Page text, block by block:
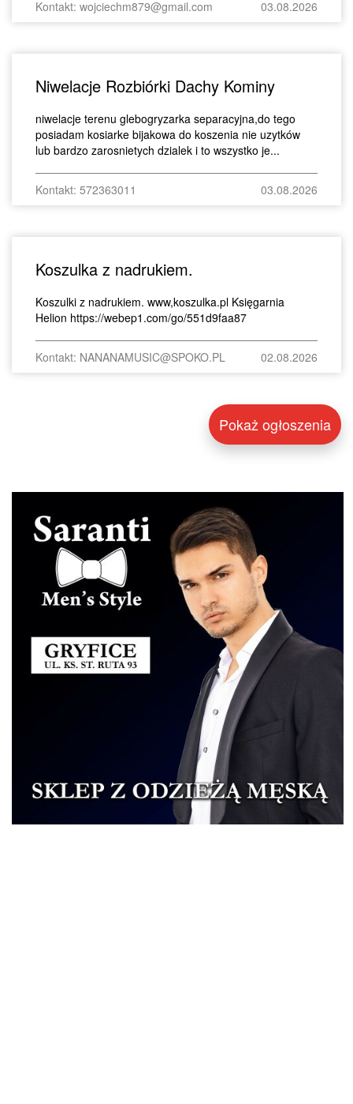
Kontakt: wojciechm879@gmail.com 03.08.2026
Niwelacje Rozbiórki Dachy Kominy
niwelacje terenu glebogryzarka separacyjna,do tego
posiadam kosiarke bijakowa do koszenia nie uzytków
lub bardzo zarosnietych dzialek i to wszystko je...
Kontakt: 572363011 03.08.2026
Koszulka z nadrukiem.
Koszulki z nadrukiem. www,koszulka.pl Księgarnia
Helion https://webep1.com/go/551d9faa87
Kontakt: NANANAMUSIC@SPOKO.PL 02.08.2026
Pokaż ogłoszenia